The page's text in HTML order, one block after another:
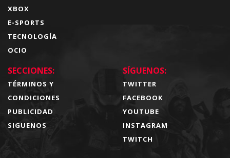
XBOX
E-SPORTS
TECNOLOGÍA
OCIO
SECCIONES:
TÉRMINOS Y
CONDICIONES
PUBLICIDAD
SIGUENOS
SÍGUENOS:
TWITTER
FACEBOOK
YOUTUBE
INSTAGRAM
TWITCH